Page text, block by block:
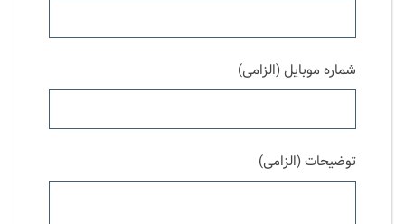
شماره موبایل (الزامی)
توضیحات (الزامی)